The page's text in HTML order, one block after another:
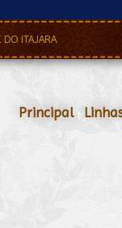
DO ITAJARA
Principal•